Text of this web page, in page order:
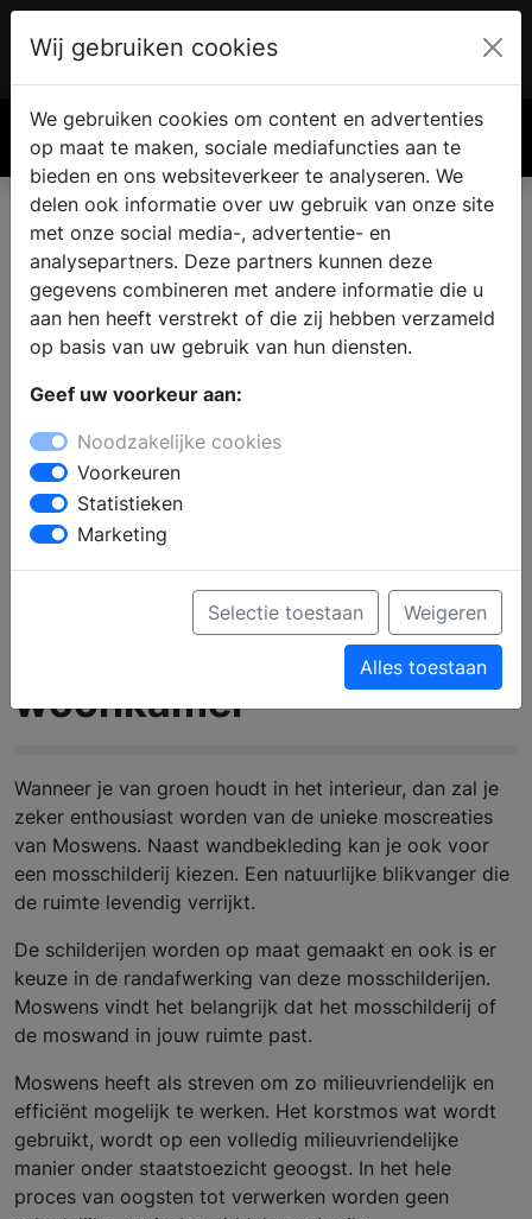
€ 0.00
Mosschilderij in de
woonkamer
Wanneer je van groen houdt in het interieur, dan zal je
zeker enthousiast worden van de unieke moscreaties
van Moswens. Naast wandbekleding kan je ook voor
een mosschilderij kiezen. Een natuurlijke blikvanger die
de ruimte levendig verrijkt.
De schilderijen worden op maat gemaakt en ook is er
keuze in de randafwerking van deze mosschilderijen.
Moswens vindt het belangrijk dat het mosschilderij of
de moswand in jouw ruimte past.
Moswens heeft als streven om zo milieuvriendelijk en
efficiënt mogelijk te werken. Het korstmos wat wordt
gebruikt, wordt op een volledig milieuvriendelijke
manier onder staatstoezicht geoogst. In het hele
proces van oogsten tot verwerken worden geen
Wij gebruiken cookies
We gebruiken cookies om content en advertenties
op maat te maken, sociale mediafuncties aan te
bieden en ons websiteverkeer te analyseren. We
delen ook informatie over uw gebruik van onze site
met onze social media-, advertentie- en
analysepartners. Deze partners kunnen deze
gegevens combineren met andere informatie die u
aan hen heeft verstrekt of die zij hebben verzameld
op basis van uw gebruik van hun diensten.
Geef uw voorkeur aan:
Noodzakelijke cookies
Voorkeuren
Statistieken
Marketing
Selectie toestaan Weigeren
Alles toestaan